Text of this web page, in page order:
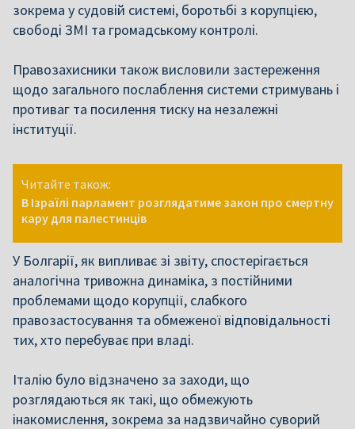
зокрема у судовій системі, боротьбі з корупцією,
свободі ЗМІ та громадському контролі.
Правозахисники також висловили застереження
щодо загального послаблення системи стримувань і
противаг та посилення тиску на незалежні
інституції.
Читайте також:
В Ізраїлі парламент розглядатиме закон про смертну
кару для палестинців
У Болгарії, як випливає зі звіту, спостерігається
аналогічна тривожна динаміка, з постійними
проблемами щодо корупції, слабкого
правозастосування та обмеженої відповідальності
тих, хто перебуває при владі.
Італію було відзначено за заходи, що
розглядаються як такі, що обмежують
інакомислення, зокрема за надзвичайно суворий